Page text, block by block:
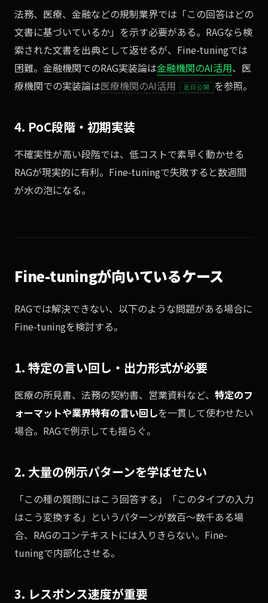
法務、医療、金融などの規制業界では「この回答はどの
文書に基づいているか」を示す必要がある。RAGなら検
索された文書を出典として返せるが、Fine-tuningでは
困難。金融機関でのRAG実装論は金融機関のAI活用、医
療機関での実装論は医療機関のAI活用 近日公開 を参照。
4. PoC段階・初期実装
不確実性が高い段階では、低コストで素早く動かせる
RAGが現実的に有利。Fine-tuningで失敗すると数週間
が水の泡になる。
Fine-tuningが向いているケース
RAGでは解決できない、以下のような問題がある場合に
Fine-tuningを検討する。
1. 特定の言い回し・出力形式が必要
医療の所見書、法務の契約書、営業資料など、 特定のフ
ォーマットや業界特有の言い回しを一貫して使わせたい
場合。RAGで例示しても揺らぐ。
2. 大量の例示パターンを学ばせたい
「この種の質問にはこう回答する」「このタイプの入力
はこう変換する」というパターンが数百〜数千ある場
合、RAGのコンテキストには入りきらない。Fine-
tuningで内部化させる。
3. レスポンス速度が重要